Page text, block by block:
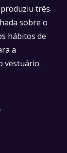
três
sobre o
hábitos de
a
vestuário.